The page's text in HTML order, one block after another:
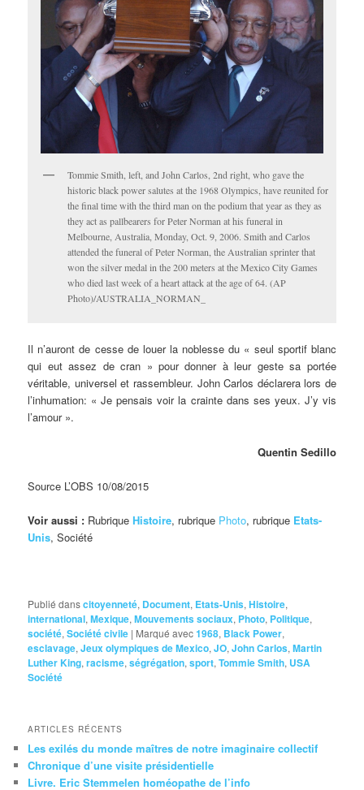
Tommie Smith, left, and John Carlos, 2nd right, who gave the
historic black power salutes at the 1968 Olympics, have reunited for
the final time with the third man on the podium that year as they as
they act as pallbearers for Peter Norman at his funeral in
Melbourne, Australia, Monday, Oct. 9, 2006. Smith and Carlos
attended the funeral of Peter Norman, the Australian sprinter that
won the silver medal in the 200 meters at the Mexico City Games
who died last week of a heart attack at the age of 64. (AP
Photo)/AUSTRALIA_NORMAN_
Il n’auront de cesse de louer la noblesse du « seul sportif blanc
qui eut assez de cran » pour donner à leur geste sa portée
véritable, universel et rassembleur. John Carlos déclarera lors de
l’inhumation: « Je pensais voir la crainte dans ses yeux. J’y vis
l’amour ».
Quentin Sedillo
Source L’OBS 10/08/2015
Voir aussi : RubriqueHistoire, rubrique Photo, rubrique Etats-
Unis, Société
Publié danscitoyenneté, Document, Etats-Unis,Histoire,
international,Mexique,Mouvements sociaux, Photo, Politique,
société,Société civile | Marqué avec1968, Black Power,
esclavage,Jeux olympiques de Mexico,JO,John Carlos,Martin
Luther King,racisme,ségrégation,sport,Tommie Smith, USA
Société
ARTICLES RÉCENTS
Les exilés du monde maîtres de notre imaginaire collectif
Chronique d’une visite présidentielle
Livre. Eric Stemmelen homéopathe de l’info